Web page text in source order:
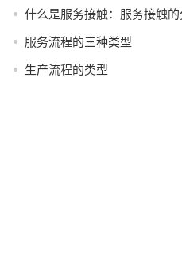
什么是服务接触：服务接触的
服务流程的三种类型
生产流程的类型